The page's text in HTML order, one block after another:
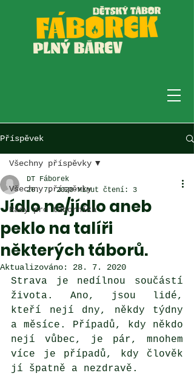
Příspěvek
Všechny příspěvky
Rady pro táborníka
Všechny příspěvky
Jídlo ne/jídlo aneb
peklo na talíři
některých táborů.
DT Fáborek
26. 7. 2020 Minut čtení: 3
Aktualizováno: 28. 7. 2020
Strava je nedílnou součástí
života. Ano, jsou lidé,
kteří nejí dny, někdy týdny
a měsíce. Případů, kdy někdo
nejí vůbec, je pár, mnohem
více je případů, kdy člověk
jí špatně a nezdravě.